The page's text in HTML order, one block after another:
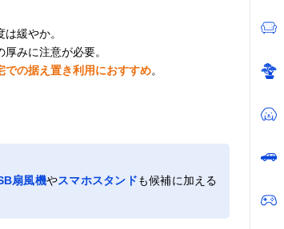
緩やか。
みに注意が必要。
での据え置き利用におすすめ。
扇風機やスマホスタンドも候補に加える